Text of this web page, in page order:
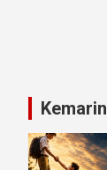
Kemarin